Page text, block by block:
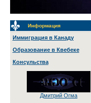
Информация
Иммиграция в Канаду
Образование в Квебеке
Консульства
Дмитрий Огма